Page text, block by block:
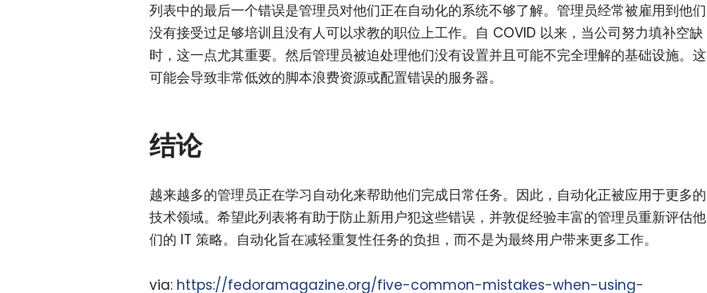
列表中的最后一个错误是管理员对他们正在自动化的系统不够了解。管理员经常被雇用到他们
没有接受过足够培训且没有人可以求教的职位上工作。自 COVID 以来，当公司努力填补空缺
时，这一点尤其重要。然后管理员被迫处理他们没有设置并且可能不完全理解的基础设施。这
可能会导致非常低效的脚本浪费资源或配置错误的服务器。
结论
越来越多的管理员正在学习自动化来帮助他们完成日常任务。因此，自动化正被应用于更多的
技术领域。希望此列表将有助于防止新用户犯这些错误，并敦促经验丰富的管理员重新评估他
们的 IT 策略。自动化旨在减轻重复性任务的负担，而不是为最终用户带来更多工作。
via: https://fedoramagazine.org/five-common-mistakes-when-using-